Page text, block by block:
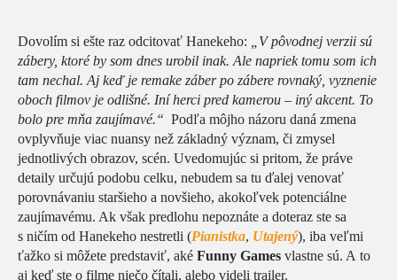
Dovolím si ešte raz odcitovať Hanekeho: „V pôvodnej verzii sú
zábery, ktoré by som dnes urobil inak. Ale napriek tomu som ich
tam nechal. Aj keď je remake záber po zábere rovnaký, vyznenie
oboch filmov je odlišné. Iní herci pred kamerou – iný akcent. To
bolo pre mňa zaujímavé.“ Podľa môjho názoru daná zmena
ovplyvňuje viac nuansy než základný význam, či zmysel
jednotlivých obrazov, scén. Uvedomujúc si pritom, že práve
detaily určujú podobu celku, nebudem sa tu ďalej venovať
porovnávaniu staršieho a novšieho, akokoľvek potenciálne
zaujímavému. Ak však predlohu nepoznáte a doteraz ste sa
s ničím od Hanekeho nestretli (Pianistka, Utajený), iba veľmi
ťažko si môžete predstaviť, aké Funny Games vlastne sú. A to
aj keď ste o filme niečo čítali, alebo videli trailer.